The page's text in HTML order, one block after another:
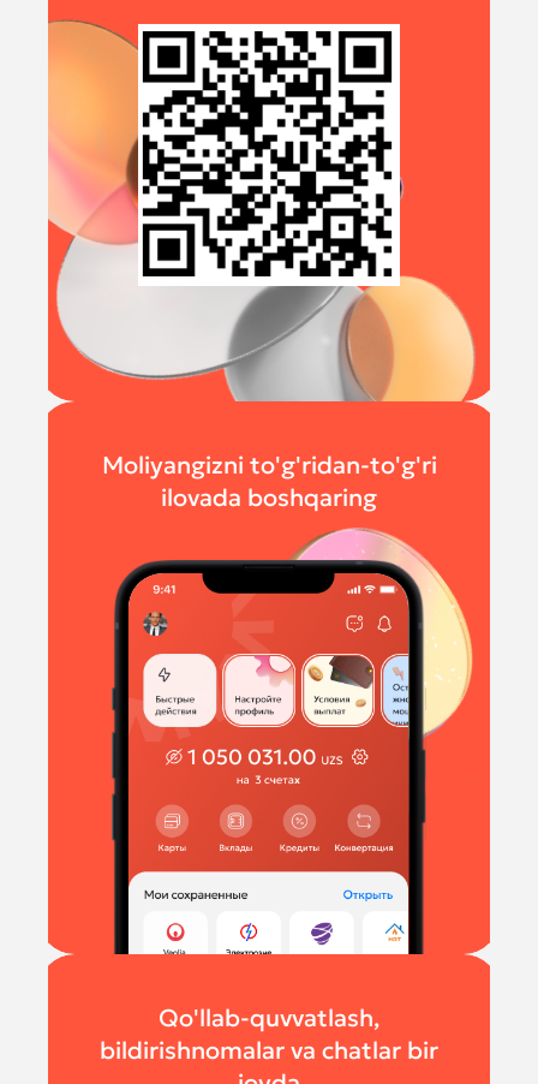
Moliyangizni to'g'ridan-to'g'ri
ilovada boshqaring
Qo'llab-quvvatlash,
bildirishnomalar va chatlar bir